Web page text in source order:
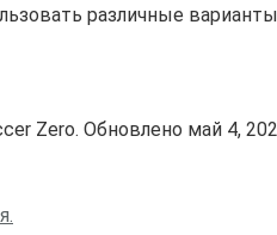
различные
Zero. Обновлено май 4,